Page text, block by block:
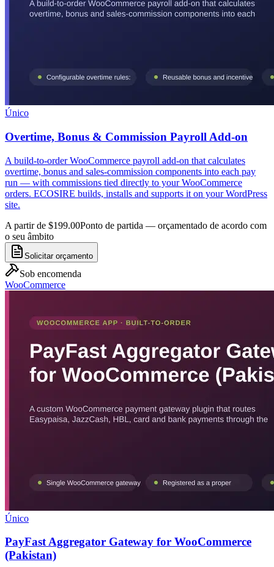
Único
Overtime, Bonus & Commission Payroll Add-on
A build-to-order WooCommerce payroll add-on that calculates
overtime, bonus and sales-commission components into each pay
run — with commissions tied directly to your WooCommerce
orders. ECOSIRE builds, installs and supports it on your WordPress
site.
A partir de $199.00Ponto de partida — orçamentado de acordo com
o seu âmbito
Solicitar orçamento
Sob encomenda
WooCommerce
Único
PayFast Aggregator Gateway for WooCommerce
(Pakistan)